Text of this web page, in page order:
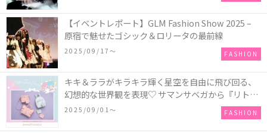
【イベントレポート】GLM Fashion Show 2025 –
原宿で魅せたゴシック＆ロリータの最前線
2025/09/17〜 FASHION
キキ＆ララがキラキラ輝く星空を自由に飛び回る、
幻想的な世界観を表現♡ サマンサベガから『リトル
ツインスターズ』50周年アニバーサリーイヤー』を
2025/09/01〜 FASHION